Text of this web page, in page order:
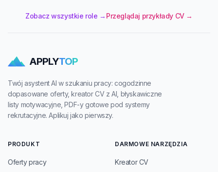
Zobacz wszystkie role → Przeglądaj przykłady CV →
APPLYTOP
Twój asystent AI w szukaniu pracy: cogodzinne
dopasowane oferty, kreator CV z AI, błyskawiczne
listy motywacyjne, PDF-y gotowe pod systemy
rekrutacyjne. Aplikuj jako pierwszy.
PRODUKT
Oferty pracy
DARMOWE NARZĘDZIA
Kreator CV